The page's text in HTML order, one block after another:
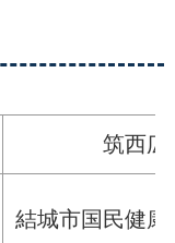
筑西広
結城市国民健